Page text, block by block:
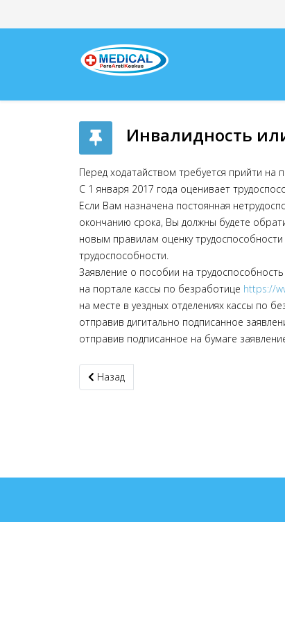
Инвалидность
Перед ходатайством требуется прийти на
С 1 января 2017 года оценивает
Если Вам назначена постоянная
окончанию срока, Вы должны будете
новым правилам оценку
трудоспособности.
Заявление о пособии на
на портале кассы по безработице https://
на месте в уездных отделениях кассы по
отправив дигитально подписанное
отправив подписанное на бумаге
Предыдущий материал: Экстренная
Назад